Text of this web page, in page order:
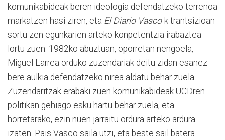
komunikabideak beren ideologia defendatzeko terrenoa
markatzen hasi ziren, eta El Diario Vasco-k trantsizioan
sortu zen egunkarien arteko konpetentzia irabaztea
lortu zuen. 1982ko abuztuan, oporretan nengoela,
Miguel Larrea orduko zuzendariak deitu zidan esanez
bere aulkia defendatzeko nirea aldatu behar zuela.
Zuzendaritzak erabaki zuen komunikabideak UCDren
politikan gehiago esku hartu behar zuela, eta
horretarako, ezin nuen jarraitu ordura arteko ardura
izaten. Pais Vasco saila utzi, eta beste sail batera